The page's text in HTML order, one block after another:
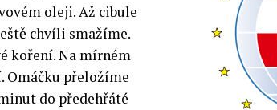
oleji. Až cibule
chvíli smažíme.
koření. Na mírném
Omáčku přeložíme
do předehřáté